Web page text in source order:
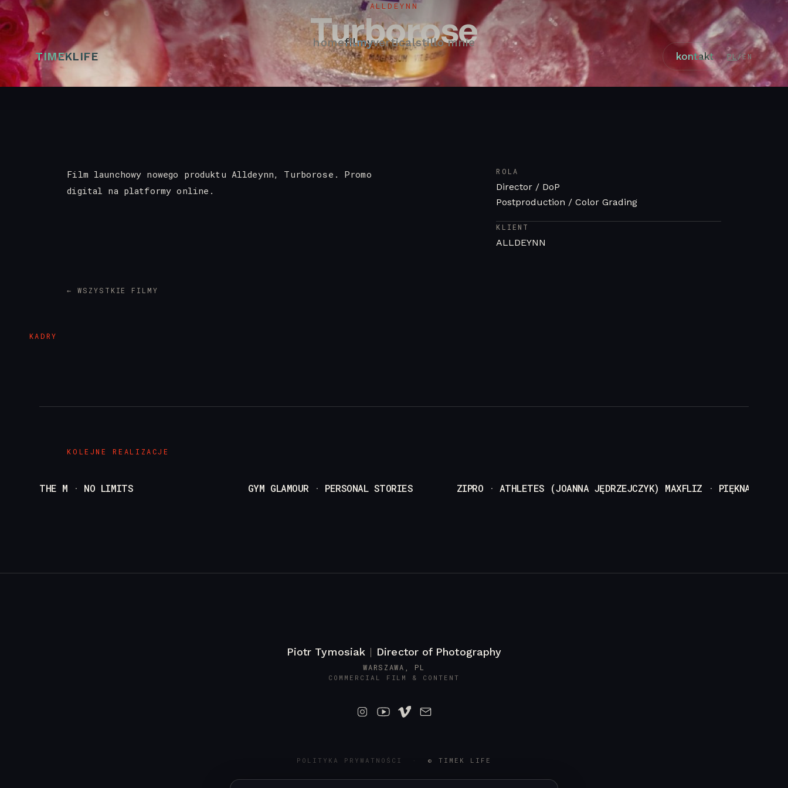
TIMEKLIFE
homefilmyverticalstillo mnie
kontakt PL /EN
ALLDEYNN
Turborose
Film launchowy nowego produktu Alldeynn, Turborose. Promo
digital na platformy online.
ROLA
Director / DoP
Postproduction / Color Grading
KLIENT
ALLDEYNN
← WSZYSTKIE FILMY
KADRY
KOLEJNE REALIZACJE
THE M · NO LIMITS GYM GLAMOUR · PERSONAL STORIES ZIPRO · ATHLETES (JOANNA JĘDRZEJCZYK) MAXFLIZ · PIĘKNA
Piotr Tymosiak | Director of Photography
WARSZAWA, PL
COMMERCIAL FILM & CONTENT
POLITYKA PRYWATNOŚCI · © TIMEK LIFE